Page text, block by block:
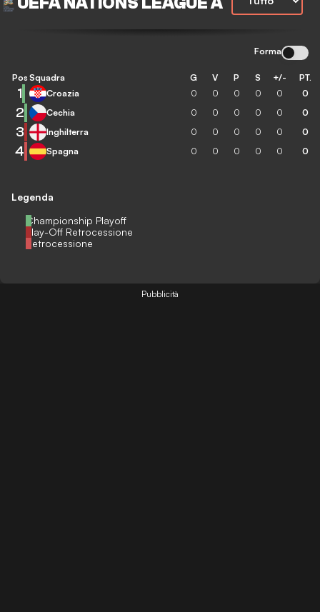
Forma
Legenda
Championship Playoff
Play-Off Retrocessione
Retrocessione
Pos Squadra G V P S +/- PT.
1 Croazia 0 0 0 0 0 0
2 Cechia 0 0 0 0 0 0
3 Inghilterra 0 0 0 0 0 0
4 Spagna 0 0 0 0 0 0
Pubblicità